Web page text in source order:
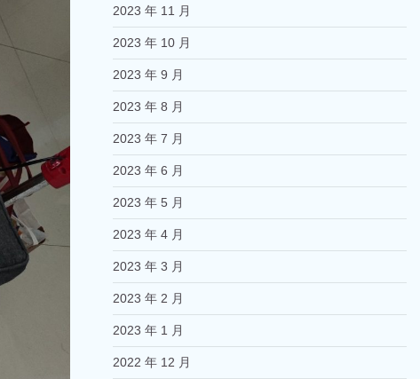
2023 年 11 月
2023 年 10 月
2023 年 9 月
2023 年 8 月
2023 年 7 月
2023 年 6 月
2023 年 5 月
2023 年 4 月
2023 年 3 月
2023 年 2 月
2023 年 1 月
2022 年 12 月